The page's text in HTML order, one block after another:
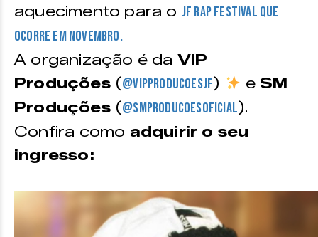
aquecimento para o JF Rap Festival que
ocorre em novembro.
A organização é da VIP
Produções(@vipproducoesjf) e SM
Produções(@smproducoesoficial).
Confira como adquirir o seu
ingresso: